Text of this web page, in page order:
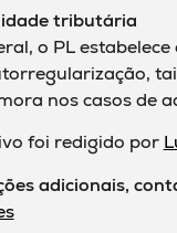
tributária
o PL
nos casos de
foi redigido por
adicionais,